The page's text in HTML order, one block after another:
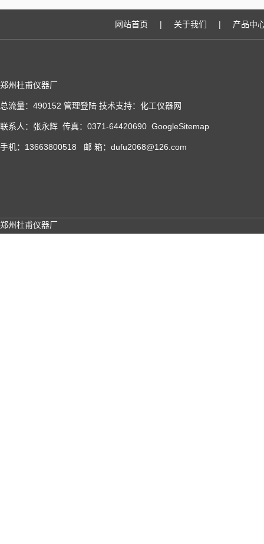
网站首页 | 关于我们 | 产品中
郑州杜甫仪器厂
总流量：490152 管理登陆 技术支持： 化工仪器网
联系人：张永辉 传真：0371-64420690 GoogleSitemap
手机：13663800518 邮 箱：dufu2068@126.com
郑州杜甫仪器厂